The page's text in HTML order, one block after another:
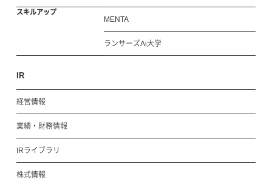
スキルアップ
MENTA
ランサーズAi大学
IR
経営情報
業績・財務情報
IRライブラリ
株式情報